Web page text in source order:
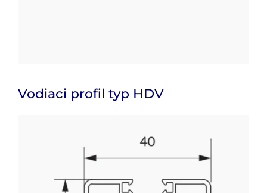
Vodiaci profil typ HDV